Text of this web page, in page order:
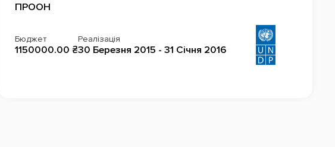
ПРООН
Бюджет
1150000.00 ₴
Реалізація
30 Березня 2015 - 31 Січня 2016